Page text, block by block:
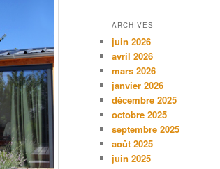
ARCHIVES
juin 2026
avril 2026
mars 2026
janvier 2026
décembre 2025
octobre 2025
septembre 2025
août 2025
juin 2025